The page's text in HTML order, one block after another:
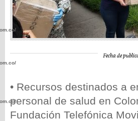
Fecha de
• Recursos destinados a
personal de salud en
Fundación Telefónica
wp-
wp-
wp-